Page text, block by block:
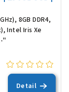
8GB DDR4,
Intel Iris Xe
"
Detail